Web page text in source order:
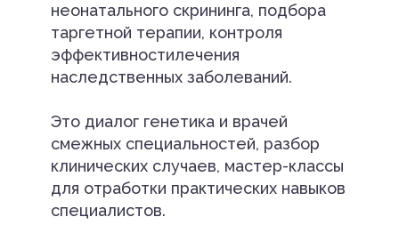
неонатального скрининга, подбора
таргетной терапии, контроля
эффективностилечения
наследственных заболеваний.
Это диалог генетика и врачей
смежных специальностей, разбор
клинических случаев, мастер-классы
для отработки практических навыков
специалистов.